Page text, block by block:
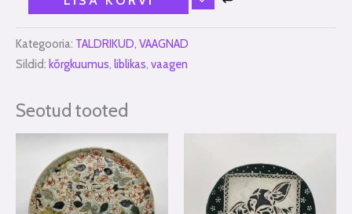
Kategooria: TALDRIKUD, VAAGNAD
Sildid: kõrgkuumus, liblikas, vaagen
Seotud tooted